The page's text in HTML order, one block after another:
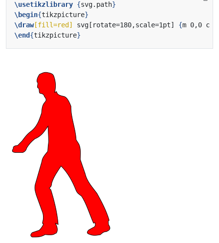
\usetikzlibrary {svg.path}
\begin{tikzpicture}
\draw[fill=red] svg[rotate=180,scale=1pt] {m 0,0 c -
\end{tikzpicture}